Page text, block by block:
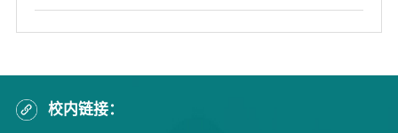
校内链接：